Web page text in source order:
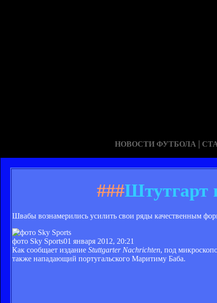
НОВОСТИ ФУТБОЛА |
###Штутгарт
Швабы вознамерились усилить свои ряды качественным
фото Sky Sports01 января 2012, 20:21
Как сообщает издание Stuttgarter Nachrichten, под
также нападающий португальского Маритиму Баба.